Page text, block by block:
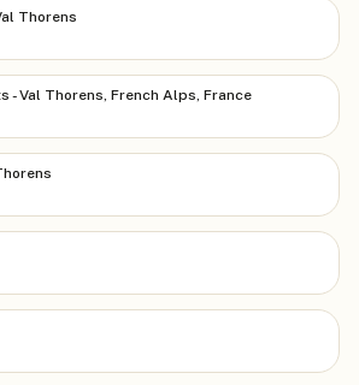
Thorens
- Val Thorens, French Alps, France